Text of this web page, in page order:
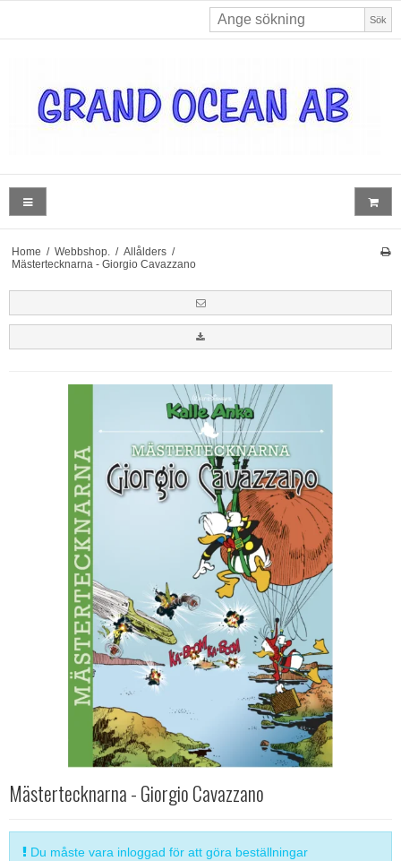
Sök
Home / Webbshop. / Allålders /
Mästertecknarna - Giorgio Cavazzano
Mästertecknarna - Giorgio Cavazzano
Du måste vara inloggad för att göra beställningar